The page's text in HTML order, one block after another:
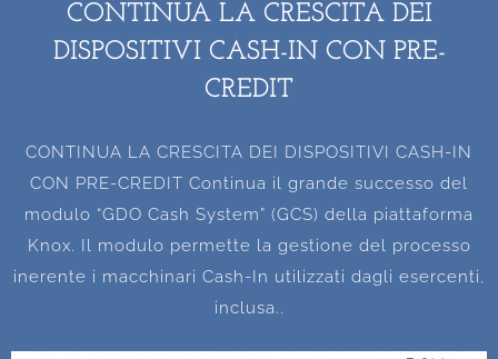
CONTINUA LA CRESCITA DEI
DISPOSITIVI CASH-IN CON PRE-
CREDIT
CONTINUA LA CRESCITA DEI DISPOSITIVI CASH-IN
CON PRE-CREDIT Continua il grande successo del
modulo “GDO Cash System” (GCS) della piattaforma
Knox. Il modulo permette la gestione del processo
inerente i macchinari Cash-In utilizzati dagli esercenti,
inclusa..